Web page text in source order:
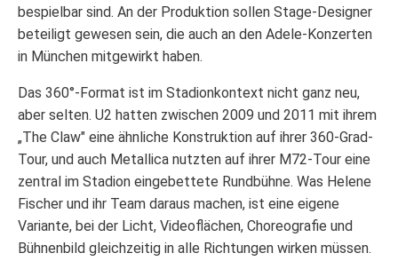
bespielbar sind. An der Produktion sollen Stage-Designer
beteiligt gewesen sein, die auch an den Adele-Konzerten
in München mitgewirkt haben.
Das 360°-Format ist im Stadionkontext nicht ganz neu,
aber selten. U2 hatten zwischen 2009 und 2011 mit ihrem
„The Claw" eine ähnliche Konstruktion auf ihrer 360-Grad-
Tour, und auch Metallica nutzten auf ihrer M72-Tour eine
zentral im Stadion eingebettete Rundbühne. Was Helene
Fischer und ihr Team daraus machen, ist eine eigene
Variante, bei der Licht, Videoflächen, Choreografie und
Bühnenbild gleichzeitig in alle Richtungen wirken müssen.